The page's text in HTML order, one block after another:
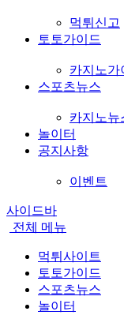
먹튀신고
토토가이드
카지노가
스포츠뉴스
카지노뉴
놀이터
공지사항
이벤트
사이드바
전체 메뉴
먹튀사이트
토토가이드
스포츠뉴스
놀이터